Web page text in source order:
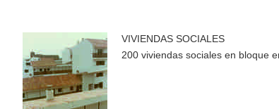
VIVIENDAS SOCIALES
200 viviendas sociales en bloque